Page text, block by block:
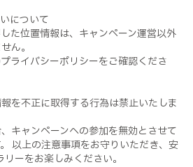
について
た位置情報は、キャンペーン運営以外
ん。
ライバシーポリシーをご確認くださ
を不正に取得する行為は禁止いたしま
キャンペーンへの参加を無効とさせて
以上の注意事項をお守りいただき、安
ーをお楽しみください。